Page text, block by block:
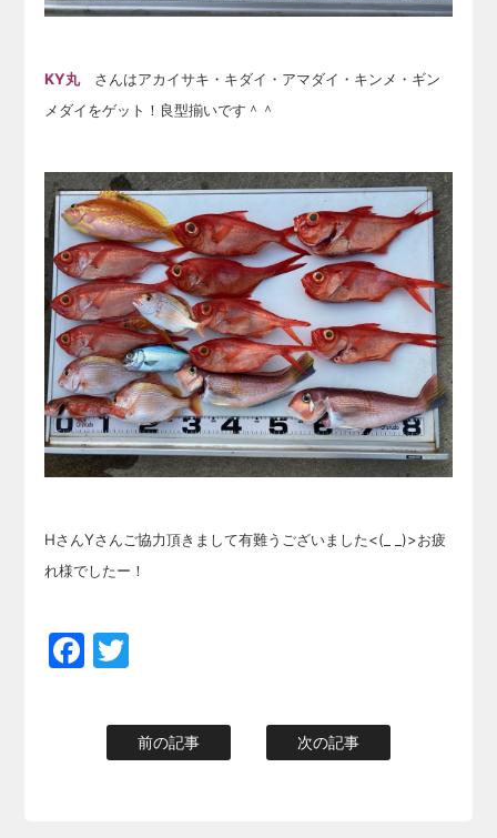
KY丸 さんはアカイサキ・キダイ・アマダイ・キンメ・ギン
メダイをゲット！良型揃いです＾＾
HさんYさんご協力頂きまして有難うございました<(_ _)>お疲
れ様でしたー！
Facebook
前の記事 次の記事